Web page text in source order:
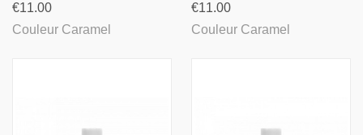
€11.00
Couleur Caramel
€11.00
Couleur Caramel